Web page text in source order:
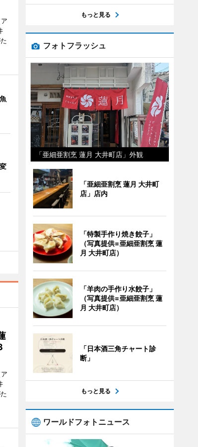
もっと見る
フォトフラッシュ
「亜細亜割烹 蓮月 大井町店」外観
「亜細亜割烹 蓮月 大井町
店」店内
「特製手作り焼き餃子」
（写真提供=亜細亜割烹 蓮
月 大井町店）
「羊肉の手作り水餃子」
（写真提供=亜細亜割烹 蓮
月 大井町店）
「日本酒三角チャート診
断」
もっと見る
ワールドフォトニュース